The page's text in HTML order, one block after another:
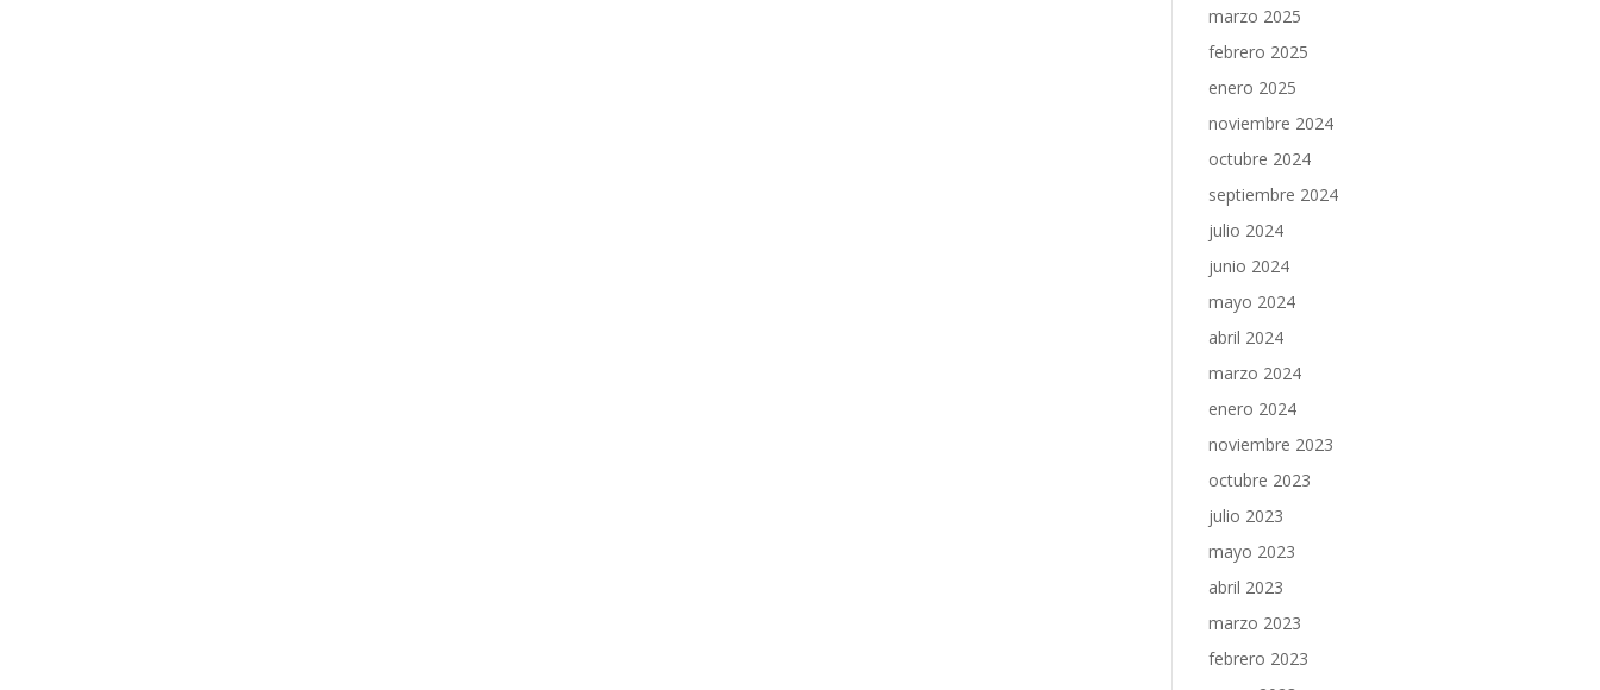
marzo 2025
febrero 2025
enero 2025
noviembre 2024
octubre 2024
septiembre 2024
julio 2024
junio 2024
mayo 2024
abril 2024
marzo 2024
enero 2024
noviembre 2023
octubre 2023
julio 2023
mayo 2023
abril 2023
marzo 2023
febrero 2023